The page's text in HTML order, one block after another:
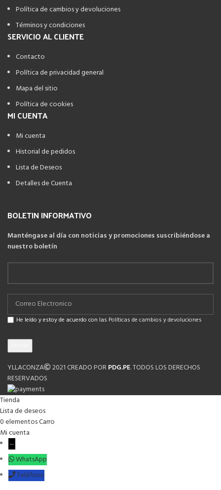
Política de cambios y devoluciones
Términos y condiciones
SERVICIO AL CLIENTE
Contacto
Política de privacidad general
Mapa del sitio
Política de cookies
MI CUENTA
Mi cuenta
Historial de pedidos
Lista de Deseos
Detalles de Cuenta
BOLETIN INFORMATIVO
Manténgase al día con noticias y promociones suscribiéndose a
nuestro boletín
He leído y estoy de acuerdo con las Políticas de cambios y devoluciones
YLLACONZA 2021 CREADO PORPDG.PE. TODOS LOS DERECHOS
RESERVADOS
Tienda
Lista de deseos
0elementosCarro
Mi cuenta
←
WhatsApp
Teléfono